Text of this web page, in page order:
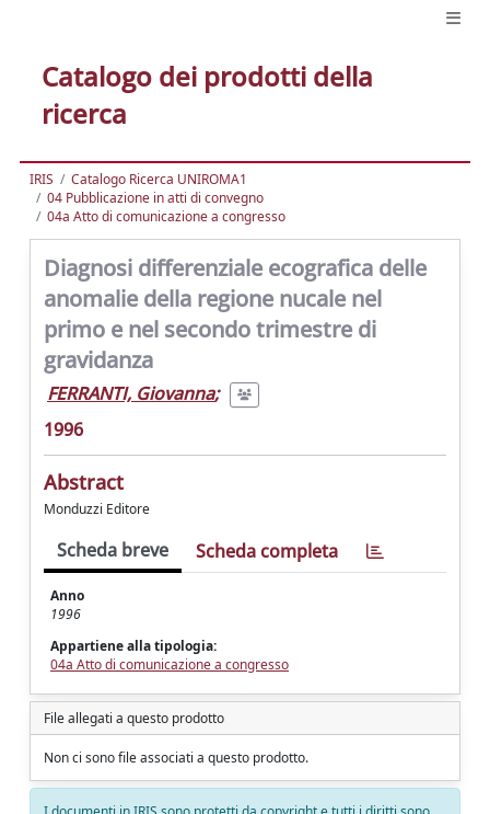
Catalogo dei prodotti della
ricerca
IRIS
Catalogo Ricerca UNIROMA1
04 Pubblicazione in atti di convegno
04a Atto di comunicazione a congresso
Diagnosi differenziale ecografica delle
anomalie della regione nucale nel
primo e nel secondo trimestre di
gravidanza
FERRANTI, Giovanna;
1996
Abstract
Monduzzi Editore
Scheda breve Scheda completa
Anno
1996
Appartiene alla tipologia:
04a Atto di comunicazione a congresso
File allegati a questo prodotto
Non ci sono file associati a questo prodotto.